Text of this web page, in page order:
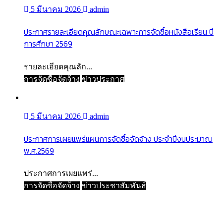
5 มีนาคม 2026 admin
ประกาศรายละเอียดคุณลักษณะเฉพาะการจัดซื้อหนังสือเรียน ปี
การศึกษา 2569
รายละเอียดคุณลัก...
การจัดซื้อจัดจ้าง ข่าวประกาศ
5 มีนาคม 2026 admin
ประกาศการเผยแพร่แผนการจัดซื้อจัดจ้าง ประจำปีงบประมาณ
พ.ศ.2569
ประกาศการเผยแพร่...
การจัดซื้อจัดจ้าง ข่าวประชาสัมพันธ์